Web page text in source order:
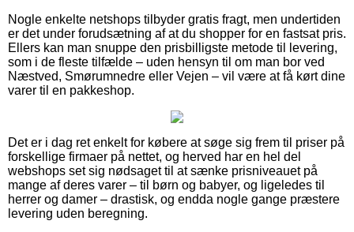
Nogle enkelte netshops tilbyder gratis fragt, men undertiden
er det under forudsætning af at du shopper for en fastsat pris.
Ellers kan man snuppe den prisbilligste metode til levering,
som i de fleste tilfælde – uden hensyn til om man bor ved
Næstved, Smørumnedre eller Vejen – vil være at få kørt dine
varer til en pakkeshop.
Det er i dag ret enkelt for købere at søge sig frem til priser på
forskellige firmaer på nettet, og herved har en hel del
webshops set sig nødsaget til at sænke prisniveauet på
mange af deres varer – til børn og babyer, og ligeledes til
herrer og damer – drastisk, og endda nogle gange præstere
levering uden beregning.